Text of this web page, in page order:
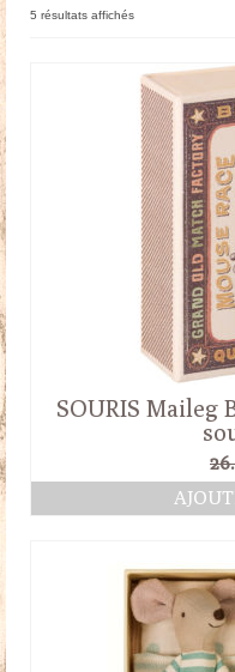
Mobilier &
5 résultats affichésTrié
récent
au
plus
ancien
SOURIS Maileg